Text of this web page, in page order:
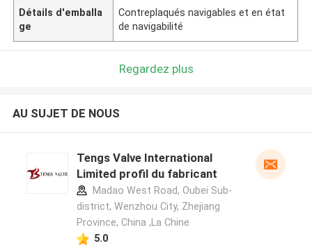
Détails d'emballa
ge
Contreplaqués navigables et en état
de navigabilité
Regardez plus
AU SUJET DE NOUS
Tengs Valve International
Limited profil du fabricant
Madao West Road, Oubei Sub-
district, Wenzhou City, Zhejiang
Province, China ,La Chine
5.0